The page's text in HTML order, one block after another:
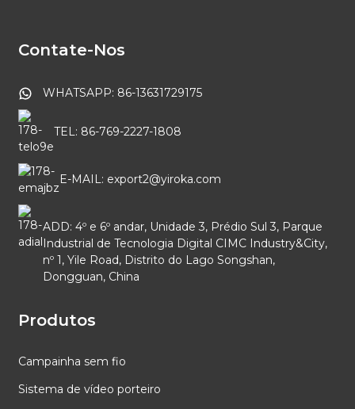
Contate-Nos
WHATSAPP: 86-13631729175
TEL: 86-769-2227-1808
E-MAIL: export2@yiroka.com
ADD: 4º e 6º andar, Unidade 3, Prédio Sul 3, Parque
Industrial de Tecnologia Digital CIMC Industry&City,
nº 1, Yile Road, Distrito do Lago Songshan,
Dongguan, China
Produtos
Campainha sem fio
Sistema de vídeo porteiro